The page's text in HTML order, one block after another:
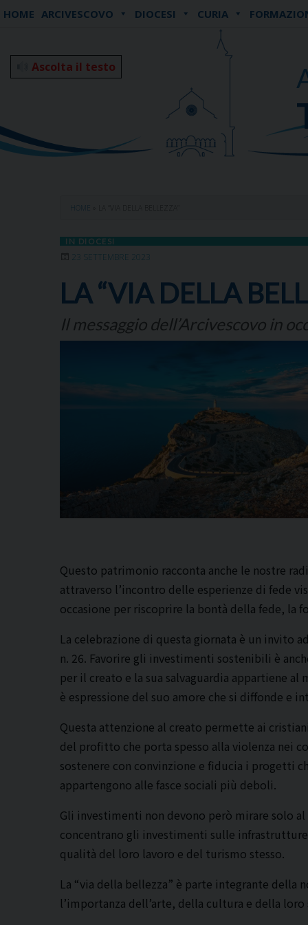
Skip
HOME ARCIVESCOVO DIOCESI CURIA
Ascolta il testo
HOME
IN DIOCESI
23 SETTEMBRE 2023
LA “VIA DELLA
Il messaggio dell’Arcivescovo in
Questo patrimonio racconta anche le nostre
attraverso l’incontro delle esperienze di fede
occasione per riscoprire la bontà della fede, la
La celebrazione di questa giornata è un invito
n. 26. Favorire gli investimenti sostenibili è
per il creato e la sua salvaguardia appartiene
è espressione del suo amore che si diffonde e
Questa attenzione al creato permette ai
del profitto che porta spesso alla violenza nei
sostenere con convinzione e fiducia i progetti
appartengono alle fasce sociali più deboli.
Gli investimenti non devono però mirare solo
concentrano gli investimenti sulle
qualità del loro lavoro e del turismo stesso.
La “via della bellezza” è parte integrante della
l’importanza dell’arte, della cultura e della loro